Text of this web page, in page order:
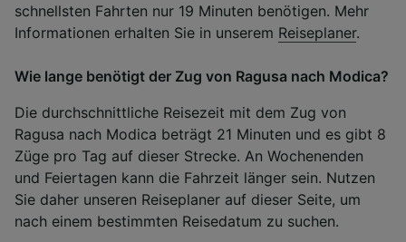
schnellsten Fahrten nur 19 Minuten benötigen. Mehr
Informationen erhalten Sie in unserem Reiseplaner.
Wie lange benötigt der Zug von Ragusa nach Modica?
Die durchschnittliche Reisezeit mit dem Zug von
Ragusa nach Modica beträgt 21 Minuten und es gibt 8
Züge pro Tag auf dieser Strecke. An Wochenenden
und Feiertagen kann die Fahrzeit länger sein. Nutzen
Sie daher unseren Reiseplaner auf dieser Seite, um
nach einem bestimmten Reisedatum zu suchen.